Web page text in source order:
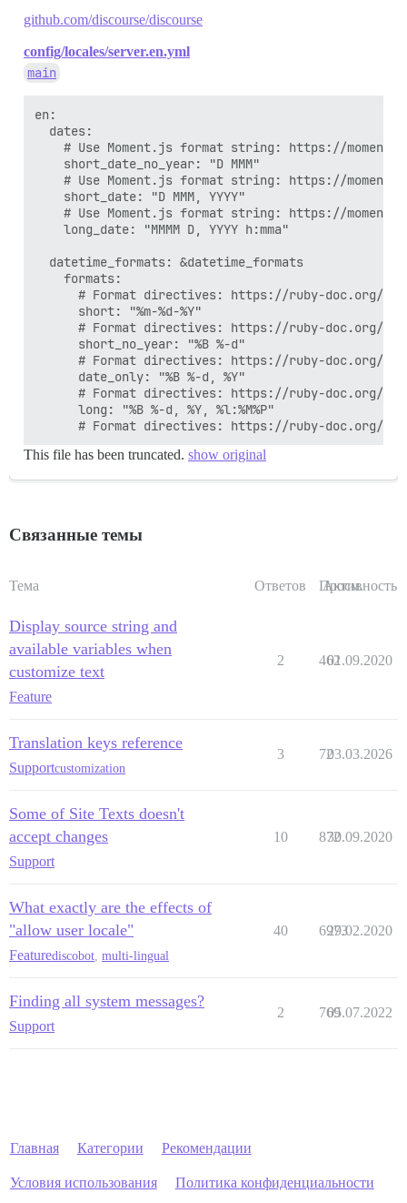
github.com/discourse/discourse
config/locales/server.en.yml
main
en:
  dates:
# Use Moment.js format string: https://
    short_date_no_year: "D MMM"
# Use Moment.js format string: https://
    short_date: "D MMM, YYYY"
# Use Moment.js format string: https://
    long_date: "MMMM D, YYYY h:mma"
  datetime_formats: &datetime_formats
    formats:
# Format directives: https://ruby-doc.org/
      short: "%m-%d-%Y"
# Format directives: https://ruby-doc.org/
      short_no_year: "%B %-d"
# Format directives: https://ruby-doc.org/
      date_only: "%B %-d, %Y"
# Format directives: https://ruby-doc.org/
      long: "%B %-d, %Y, %l:%M%P"
This file has been truncated. show original
Связанные темы
Тема Ответов Просм.
Активность
Display source string and
available variables when
customize text
Feature
2 462
01.09.2020
Translation keys reference
Supportcustomization
3 7203.03.2026
Some of Site Texts doesn't
accept changes
Support
10 872
30.09.2020
What exactly are the effects of
"allow user locale"
Featurediscobot multi-lingual
40 6973
29.02.2020
Finding all system messages?
Support
2 769
05.07.2022
Главная Категории Рекомендации
Условия использования Политика конфиденциальности